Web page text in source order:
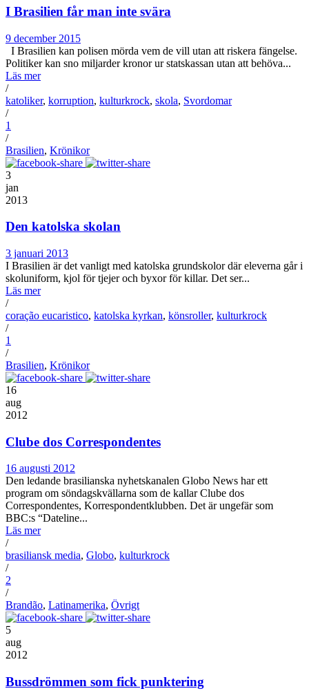
I Brasilien får man inte svära
9 december 2015
I Brasilien kan polisen mörda vem de vill utan att riskera fängelse.
Politiker kan sno miljarder kronor ur statskassan utan att behöva...
Läs mer
/
katoliker, korruption, kulturkrock, skola, Svordomar
/
1
/
Brasilien, Krönikor
3
jan
2013
Den katolska skolan
3 januari 2013
I Brasilien är det vanligt med katolska grundskolor där eleverna går i
skoluniform, kjol för tjejer och byxor för killar. Det ser...
Läs mer
/
coração eucaristico, katolska kyrkan, könsroller, kulturkrock
/
1
/
Brasilien, Krönikor
16
aug
2012
Clube dos Correspondentes
16 augusti 2012
Den ledande brasilianska nyhetskanalen Globo News har ett
program om söndagskvällarna som de kallar Clube dos
Correspondentes, Korrespondentklubben. Det är ungefär som
BBC:s “Dateline...
Läs mer
/
brasiliansk media, Globo, kulturkrock
/
2
/
Brandão, Latinamerika, Övrigt
5
aug
2012
Bussdrömmen som fick punktering